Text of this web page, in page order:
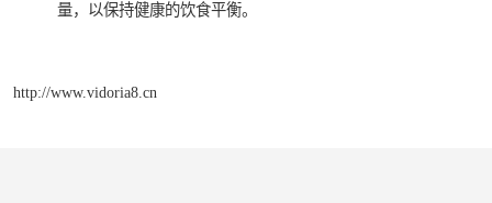
量，以保持健康的饮食平衡。
http://www.vidoria8.cn